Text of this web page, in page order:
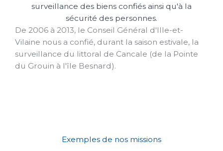
surveillance des biens confiés ainsi qu'à la
sécurité des personnes.
De 2006 à 2013, le Conseil Général d'Ille-et-
Vilaine nous a confié, durant la saison estivale, la
surveillance du littoral de Cancale (de la Pointe
du Grouin à l'île Besnard).
Exemples de nos missions